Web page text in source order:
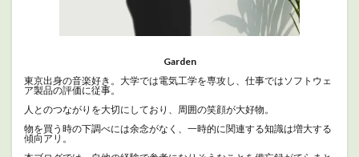
Garden
東京出身の音楽好き。大学では電気工学を専攻し、仕事ではソフトウェ
ア製品の評価に従事。
人とのつながりを大切にしており、周囲の笑顔が大好物。
物を買う時の下調べには余念がなく、一時的に関連する知識は増大する
傾向アリ。